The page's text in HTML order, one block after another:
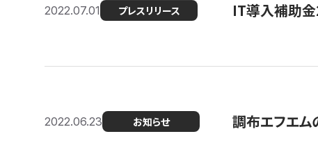
2022.07.01 プレスリリース IT導入補助
2022.06.23 お知らせ 調布エフエム